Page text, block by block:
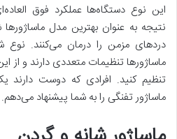
این نوع دستگاه‌ها عملکرد فوق
نتیجه به عنوان بهترین مدل
دردهای مزمن را درمان می‌کنند. نوع
ماساژورها تنظیمات متعددی دارند و از
تنظیم کنید. افرادی که دوست دارند
ماساژور تفنگی را به شما پیشنهاد می‌‌دهم.